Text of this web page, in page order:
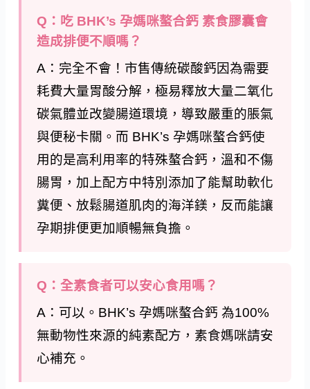
Q：吃 BHK’s 孕媽咪螯合鈣 素食膠囊會
造成排便不順嗎？
A：完全不會！市售傳統碳酸鈣因為需要
耗費大量胃酸分解，極易釋放大量二氧化
碳氣體並改變腸道環境，導致嚴重的脹氣
與便秘卡關。而 BHK’s 孕媽咪螯合鈣使
用的是高利用率的特殊螯合鈣，溫和不傷
腸胃，加上配方中特別添加了能幫助軟化
糞便、放鬆腸道肌肉的海洋鎂，反而能讓
孕期排便更加順暢無負擔。
Q：全素食者可以安心食用嗎？
A：可以。BHK’s 孕媽咪螯合鈣 為100%
無動物性來源的純素配方，素食媽咪請安
心補充。